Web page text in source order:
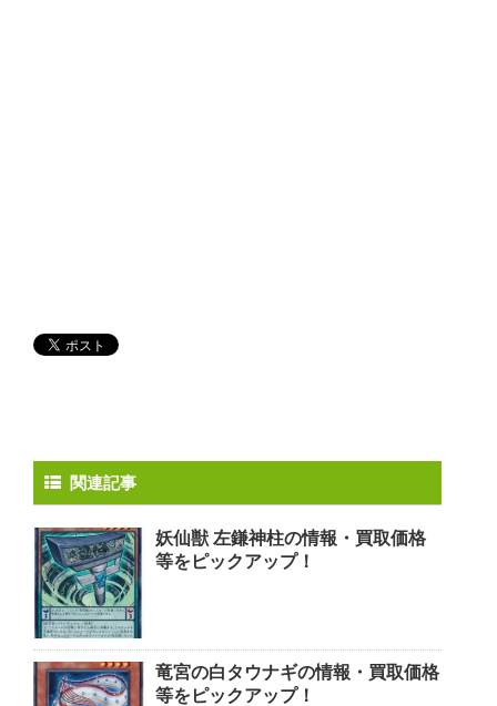
関連記事
妖仙獣 左鎌神柱の情報・買取価格
等をピックアップ！
竜宮の白タウナギの情報・買取価格
等をピックアップ！